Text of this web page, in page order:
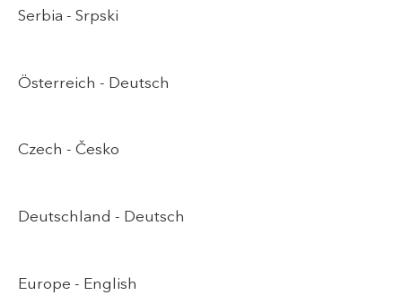
Serbia - Srpski
Österreich - Deutsch
Czech - Česko
Deutschland - Deutsch
Europe - English